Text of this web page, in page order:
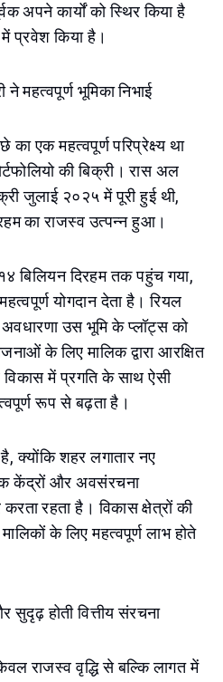
अपने कार्यों को स्थिर किया है
प्रवेश किया है।
महत्वपूर्ण भूमिका निभाई
का एक महत्वपूर्ण परिप्रेक्ष्य था
की बिक्री। रास अल
जुलाई २०२५ में पूरी हुई थी,
का राजस्व उत्पन्न हुआ।
बिलियन दिरहम तक पहुंच गया,
महत्वपूर्ण योगदान देता है। रियल
उस भूमि के प्लॉट्स को
के लिए मालिक द्वारा आरक्षित
में प्रगति के साथ ऐसी
रूप से बढ़ता है।
क्योंकि शहर लगातार नए
केंद्रों और अवसंरचना
रहता है। विकास क्षेत्रों की
के लिए महत्वपूर्ण लाभ होते
होती वित्तीय संरचना
राजस्व वृद्धि से बल्कि लागत में